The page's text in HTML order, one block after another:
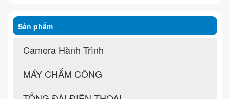
Sản phẩm
Camera Hành Trình
MÁY CHẤM CÔNG